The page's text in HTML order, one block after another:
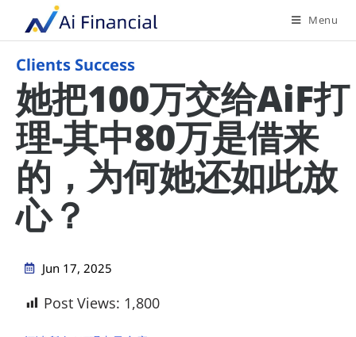
Menu
Clients Success
她把100万交给AiF打
理-其中80万是借来
的，为何她还如此放
心？
Jun 17, 2025
Post Views: 1,800